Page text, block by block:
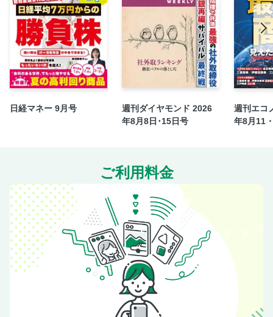
日経マネー 9月号
週刊ダイヤモンド 2026
年8月8日･15日号
週刊エコ
年8月11
ご利用料金